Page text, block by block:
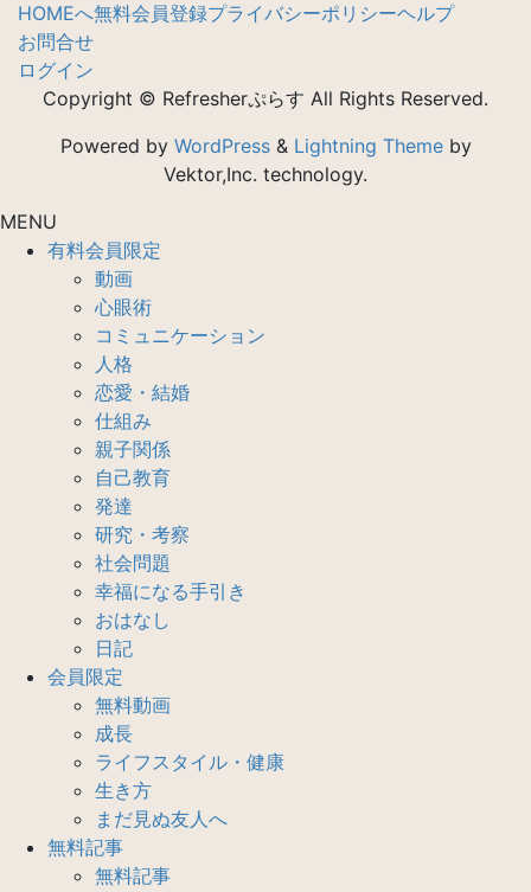
HOMEへ無料会員登録プライバシーポリシーヘルプ
お問合せ
ログイン
Copyright © Refresherぷらす All Rights Reserved.
Powered by WordPress& Lightning Themeby
Vektor,Inc. technology.
MENU
有料会員限定
動画
心眼術
コミュニケーション
人格
恋愛・結婚
仕組み
親子関係
自己教育
発達
研究・考察
社会問題
幸福になる手引き
おはなし
日記
会員限定
無料動画
成長
ライフスタイル・健康
生き方
まだ見ぬ友人へ
無料記事
無料記事